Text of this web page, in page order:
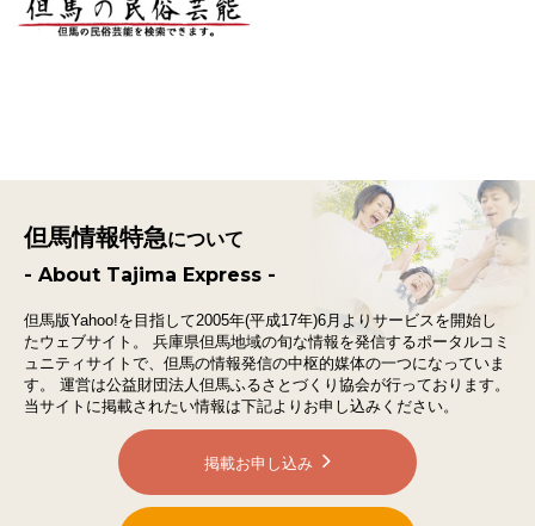
但馬情報特急について
- About Tajima Express -
但馬版Yahoo!を目指して2005年(平成17年)6月よりサービスを開始し
たウェブサイト。
兵庫県但馬地域の旬な情報を発信するポータルコミ
ュニティサイトで、 但馬の情報発信の中枢的媒体の一つになっていま
す。
運営は公益財団法人但馬ふるさとづくり協会が行っております。
当サイトに掲載されたい情報は下記よりお申し込みください。
掲載お申し込み